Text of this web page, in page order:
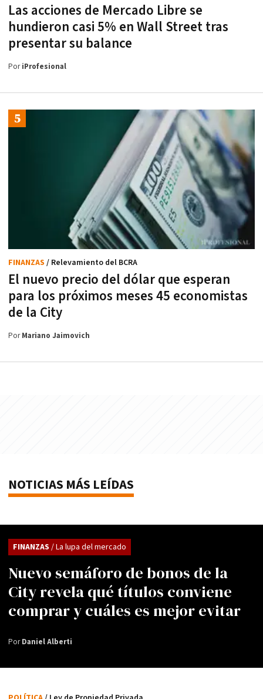
Las acciones de Mercado Libre se
hundieron casi 5% en Wall Street tras
presentar su balance
PoriProfesional
El nuevo precio del dólar que esperan
para los próximos meses 45 economistas
de la City
FINANZAS / Relevamiento del BCRA
PorMariano Jaimovich
NOTICIAS MÁS LEÍDAS
Nuevo semáforo de bonos de la
City revela qué títulos conviene
comprar y cuáles es mejor evitar
FINANZAS / La lupa del mercado
PorDaniel Alberti